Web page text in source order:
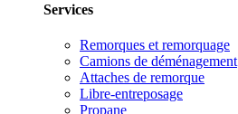
Services
Remorques et remorquage
Camions de déménagement
Attaches de remorque
Libre-entreposage
Propane